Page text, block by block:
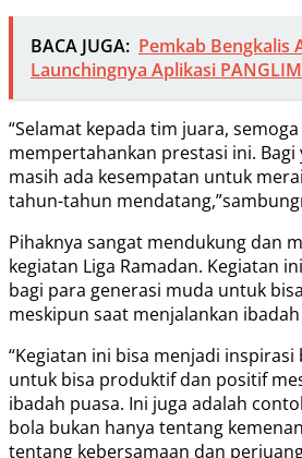
BACA JUGA: Pemkab Bengkalis
Launchingnya Aplikasi
“Selamat kepada tim juara,
mempertahankan prestasi ini.
masih ada kesempatan untuk
tahun-tahun
Pihaknya sangat mendukung dan
kegiatan Liga Ramadan. Kegiatan
bagi para generasi muda untuk
meskipun saat menjalankan
“Kegiatan ini bisa menjadi
untuk bisa produktif dan positif
ibadah puasa. Ini juga adalah
bola bukan hanya tentang
tentang kebersamaan dan